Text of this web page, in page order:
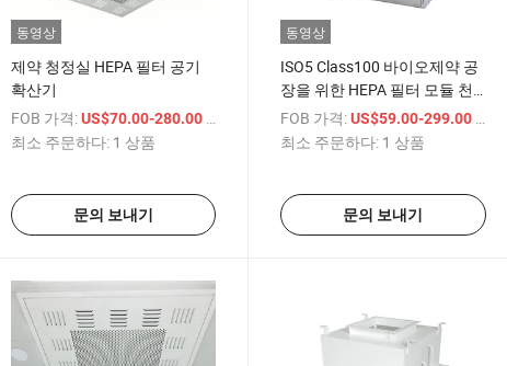
동영상
제약 청정실 HEPA 필터 공기
확산기
FOB 가격:US$70.00-280.00
최소 주문하다: 1 상품
문의 보내기
동영상
ISO5 Class100 바이오제약 공
장을 위한 HEPA 필터 모듈 천
장 장착
FOB 가격: US$59.00-299.00
최소 주문하다: 1 상품
문의 보내기